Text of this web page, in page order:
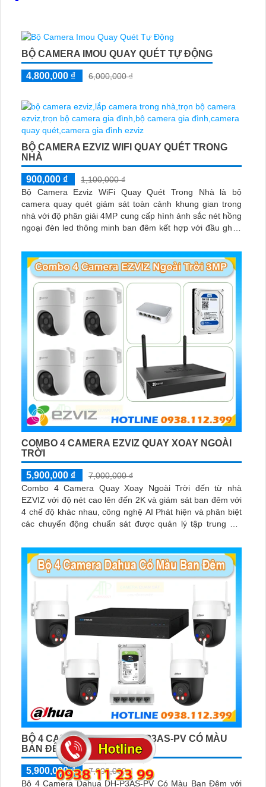
BỘ CAMERA IMOU QUAY QUÉT TỰ ĐỘNG
4,800,000 ₫ 6,000,000 ₫
BỘ CAMERA EZVIZ WIFI QUAY QUÉT TRONG
NHÀ
900,000 ₫
1,100,000 ₫
Bộ Camera Ezviz WiFi Quay Quét Trong Nhà là bộ
camera quay quét giám sát toàn cảnh khung gian trong
nhà với độ phân giải 4MP cung cấp hình ảnh sắc nét hồng
ngoại đèn led thông minh ban đêm kết hợp với đầu ghi 8
COMBO 4 CAMERA EZVIZ QUAY XOAY NGOÀI
TRỜI
5,900,000 ₫
7,000,000 ₫
Combo 4 Camera Quay Xoay Ngoài Trời đến từ nhà
EZVIZ với độ nét cao lên đến 2K và giám sát ban đêm với
4 chế độ khác nhau, công nghệ AI Phát hiện và phân biệt
các chuyển động chuẩn sát được quản lý tập trung bởi
BỘ 4 CAMERA DAHUA DH-P3AS-PV CÓ MÀU
BAN ĐÊM
5,900,000 ₫
7,000,000 ₫
Bộ 4 Camera Dahua DH-P3AS-PV Có Màu Ban Đêm với